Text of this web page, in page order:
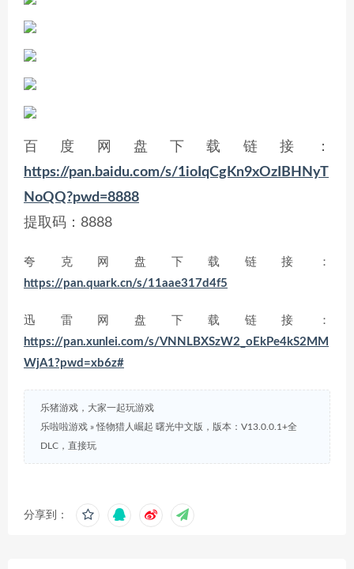
百度网盘下载链接：
https://pan.baidu.com/s/1ioIqCgKn9xOzIBHNyT
NoQQ?pwd=8888
提取码：8888
夸克网盘下载链接：
https://pan.quark.cn/s/11aae317d4f5
迅雷网盘下载链接：
https://pan.xunlei.com/s/VNNLBXSzW2_oEkPe4kS2MM
WjA1?pwd=xb6z#
乐猪游戏，大家一起玩游戏
乐啦啦游戏 »怪物猎人崛起 曙光中文版，版本：V13.0.0.1+全
DLC，直接玩
分享到：